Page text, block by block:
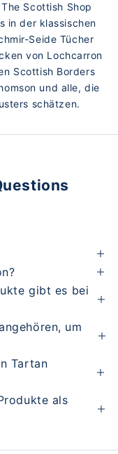
Scottish Shop
in der klassischen
Seide Tücher
von Lochcarron
Scottish Borders
und alle, die
schätzen.
gibt es bei
um
Tartan
als